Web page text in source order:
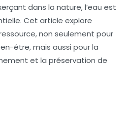
dans la nature, l’eau est
Cet article explore
non seulement pour
être, mais aussi pour la
et la préservation de